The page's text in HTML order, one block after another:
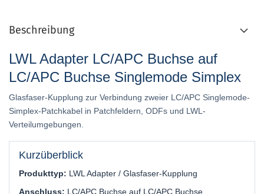
Beschreibung
LWL Adapter LC/APC Buchse auf
LC/APC Buchse Singlemode Simplex
Glasfaser-Kupplung zur Verbindung zweier LC/APC Singlemode-
Simplex-Patchkabel in Patchfeldern, ODFs und LWL-
Verteilumgebungen.
Kurzüberblick
Produkttyp: LWL Adapter / Glasfaser-Kupplung
Anschluss: LC/APC Buchse auf LC/APC Buchse